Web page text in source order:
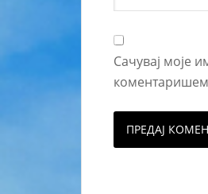
Сачувај моје